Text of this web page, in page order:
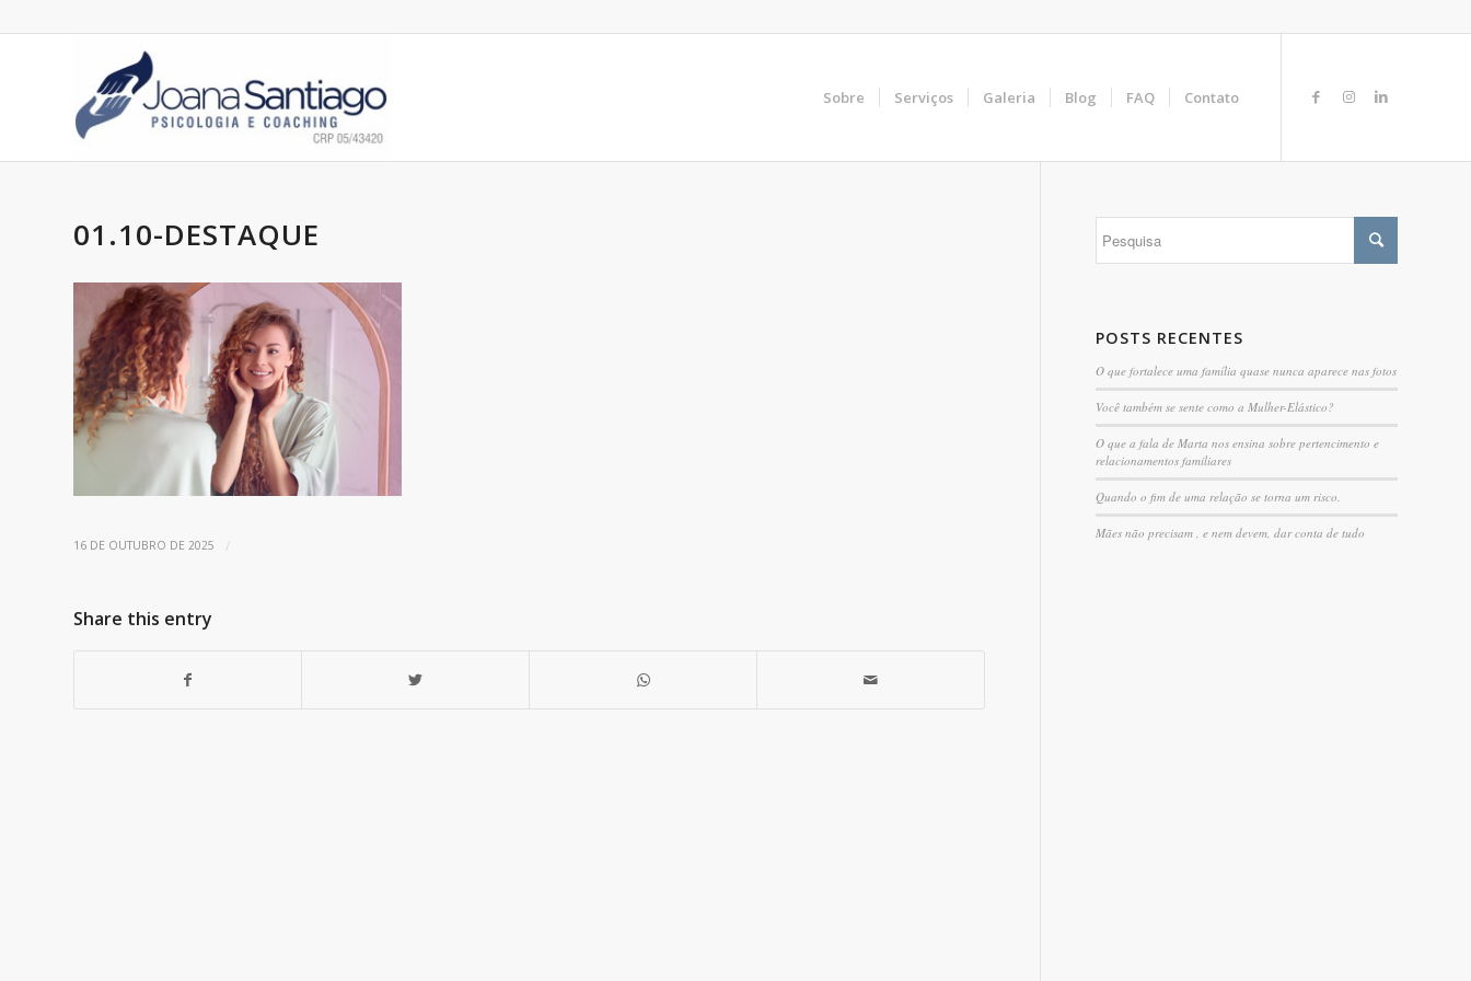
Sobre Serviços Galeria Blog FAQ Contato
01.10-DESTAQUE
16 DE OUTUBRO DE 2025 /
Share this entry
POSTS RECENTES
O que fortalece uma família quase nunca aparece nas fotos
Você também se sente como a Mulher-Elástico?
O que a fala de Marta nos ensina sobre pertencimento e
relacionamentos familiares
Quando o fim de uma relação se torna um risco.
Mães não precisam , e nem devem, dar conta de tudo